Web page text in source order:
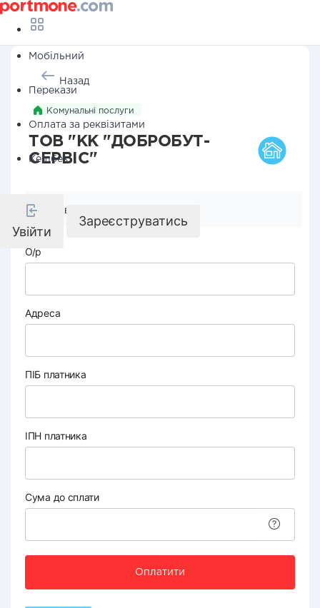
Мобільний
Перекази
Оплата за реквізитами
Кешбек
Увійти
Зареєструватись
Назад
Комунальні послуги
ТОВ "КК "ДОБРОБУТ-
СЕРВІС"
Реквізити компанії
О/р
Адреса
ПІБ платника
ІПН платника
Сума до сплати
Оплатити